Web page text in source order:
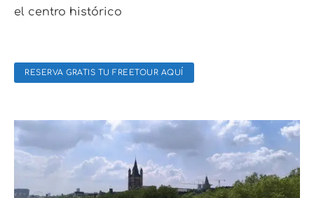
el centro histórico
RESERVA GRATIS TU FREETOUR AQUÍ